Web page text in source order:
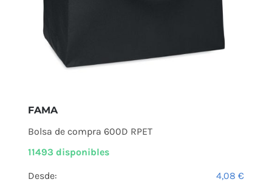
FAMA
Bolsa de compra 600D RPET
11493 disponibles
Desde: 4,08€